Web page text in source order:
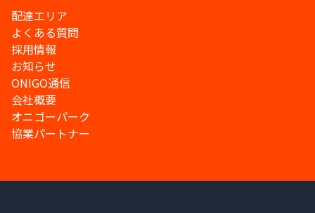
配達エリア
よくある質問
採用情報
お知らせ
ONIGO通信
会社概要
オニゴーパーク
協業パートナー